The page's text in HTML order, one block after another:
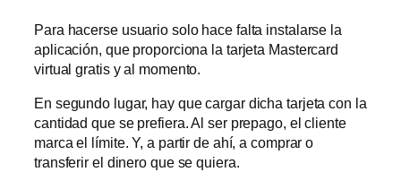
Para hacerse usuario solo hace falta instalarse la
aplicación, que proporciona la tarjeta Mastercard
virtual gratis y al momento.
En segundo lugar, hay que cargar dicha tarjeta con la
cantidad que se prefiera. Al ser prepago, el cliente
marca el límite. Y, a partir de ahí, a comprar o
transferir el dinero que se quiera.